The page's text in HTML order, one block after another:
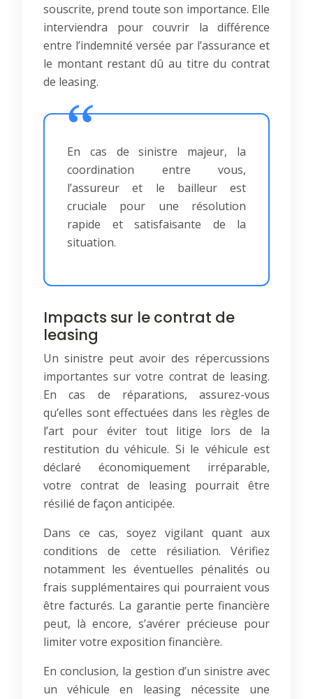
souscrite, prend toute son importance. Elle
interviendra pour couvrir la différence
entre l’indemnité versée par l’assurance et
le montant restant dû au titre du contrat
de leasing.
En cas de sinistre majeur, la
coordination entre vous,
l’assureur et le bailleur est
cruciale pour une résolution
rapide et satisfaisante de la
situation.
Impacts sur le contrat de
leasing
Un sinistre peut avoir des répercussions
importantes sur votre contrat de leasing.
En cas de réparations, assurez-vous
qu’elles sont effectuées dans les règles de
l’art pour éviter tout litige lors de la
restitution du véhicule. Si le véhicule est
déclaré économiquement irréparable,
votre contrat de leasing pourrait être
résilié de façon anticipée.
Dans ce cas, soyez vigilant quant aux
conditions de cette résiliation. Vérifiez
notamment les éventuelles pénalités ou
frais supplémentaires qui pourraient vous
être facturés. La garantie perte financière
peut, là encore, s’avérer précieuse pour
limiter votre exposition financière.
En conclusion, la gestion d’un sinistre avec
un véhicule en leasing nécessite une